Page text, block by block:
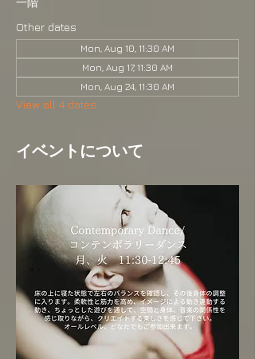
Other dates
Mon, Aug 10, 11:30 AM
Mon, Aug 17, 11:30 AM
Mon, Aug 24, 11:30 AM
View all 4 dates
イベントについて